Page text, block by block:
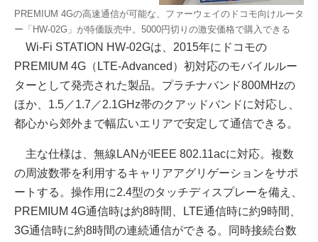
PREMIUM 4Gの高速通信が可能な、ファーウェイのドコモ向けルータ
ー「HW-02G」が特価販売中。5000円切りの激安価格で購入できる
Wi-Fi STATION HW-02Gは、2015年にドコモの
PREMIUM 4G（LTE-Advanced）初対応のモバイルルー
ターとして発売された製品。プラチナバンド800MHzの
ほか、1.5／1.7／2.1GHz帯のクアッドバンドに対応し、
都心から郊外まで幅広いエリアで安定して通信できる。
主な仕様は、無線LANがIEEE 802.11acに対応。複数
の周波数帯を利用するキャリアアグリゲーションをサポ
ートする。操作用に2.4型のタッチディスプレーを備え、
PREMIUM 4G通信時は約8時間、LTE通信時に約9時間、
3G通信時に約8時間の連続通信ができる。同時接続台数